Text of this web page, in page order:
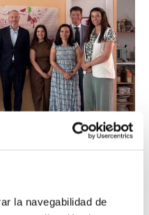
la navegabilidad de
Asset